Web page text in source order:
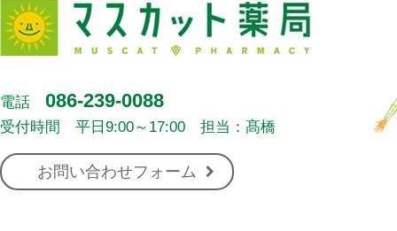
電話 086-239-0088
受付時間 平日9:00～17:00 担当：髙橋
お問い合わせフォーム